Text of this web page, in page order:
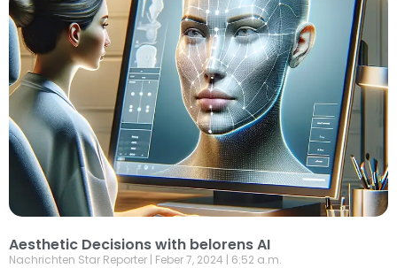
Aesthetic Decisions with belorens AI
Nachrichten Star Reporter Feber 7, 2024 6:52 a.m.